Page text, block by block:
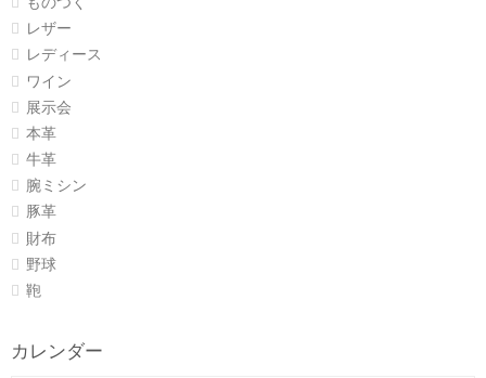
レザー
レディース
ワイン
展示会
本革
牛革
腕ミシン
豚革
財布
野球
鞄
カレンダー